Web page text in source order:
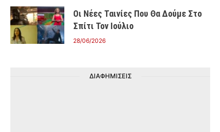
Οι Νέες Ταινίες Που Θα Δούμε Στο
Σπίτι Τον Ιούλιο
28/06/2026
ΔΙΑΦΗΜΙΣΕΙΣ